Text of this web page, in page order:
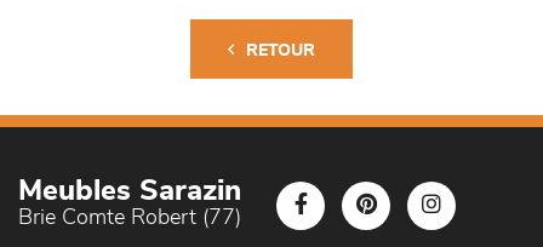
RETOUR
Meubles Sarazin
Brie Comte Robert (77)